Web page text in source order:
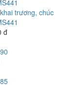
trương, chúc
đ